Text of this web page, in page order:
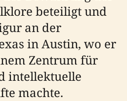
beteiligt und
an der
in Austin, wo er
Zentrum für
intellektuelle
machte.